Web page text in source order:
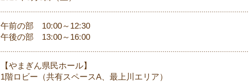
午前の部 10:00～12:30
午後の部 13:00～16:00
【やまぎん県民ホール】
1階ロビー（共有スペースA、最上川エリア）